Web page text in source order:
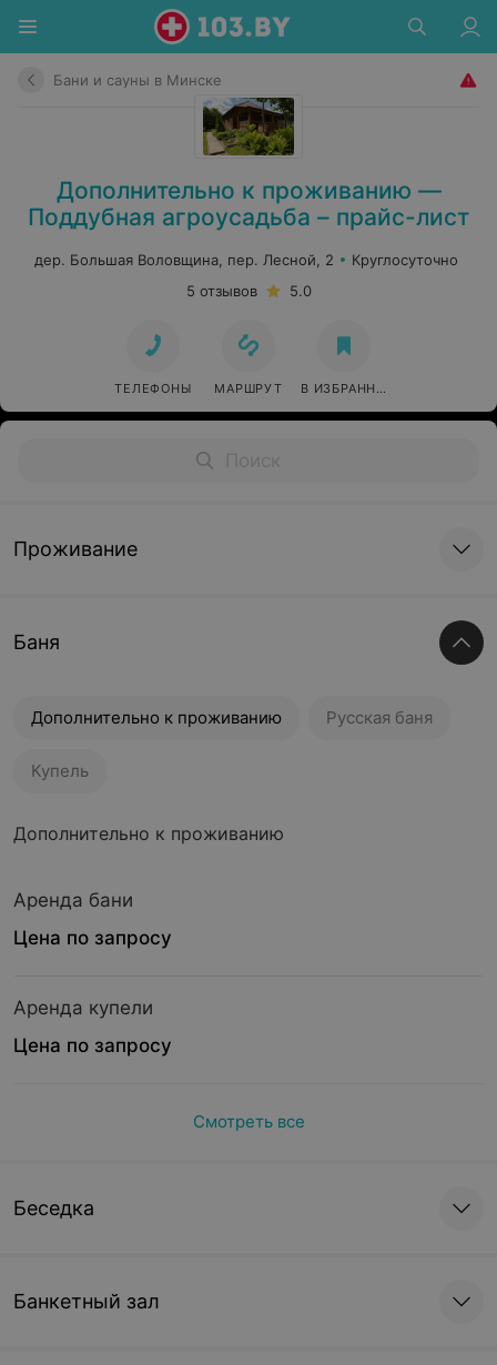
Бани и сауны в Минске
Дополнительно к проживанию —
Поддубная агроусадьба – прайс-лист
дер. Большая Воловщина, пер. Лесной, 2
Круглосуточно
5 отзывов
5.0
ТЕЛЕФОНЫ МАРШРУТ В ИЗБРАННОЕ
Проживание
Баня
Дополнительно к проживанию Русская баня
Купель
Дополнительно к проживанию
Аренда бани
Цена по запросу
Аренда купели
Цена по запросу
Смотреть все
Беседка
Банкетный зал